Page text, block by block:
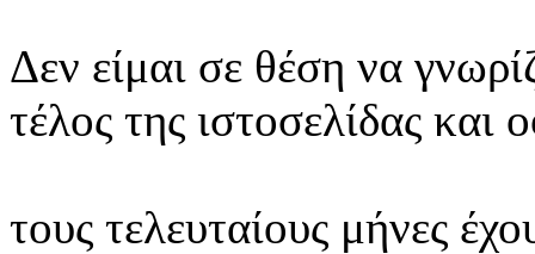
Δεν είμαι σε θέση να
τέλος της ιστοσελίδας
τους τελευταίους μήνες